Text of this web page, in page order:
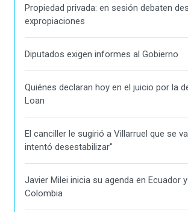
Propiedad privada: en sesión debaten
expropiaciones
Diputados exigen informes al Gobierno
Quiénes declaran hoy en el juicio por la
Loan
El canciller le sugirió a Villarruel que se
intentó desestabilizar"
Javier Milei inicia su agenda en Ecuador
Colombia